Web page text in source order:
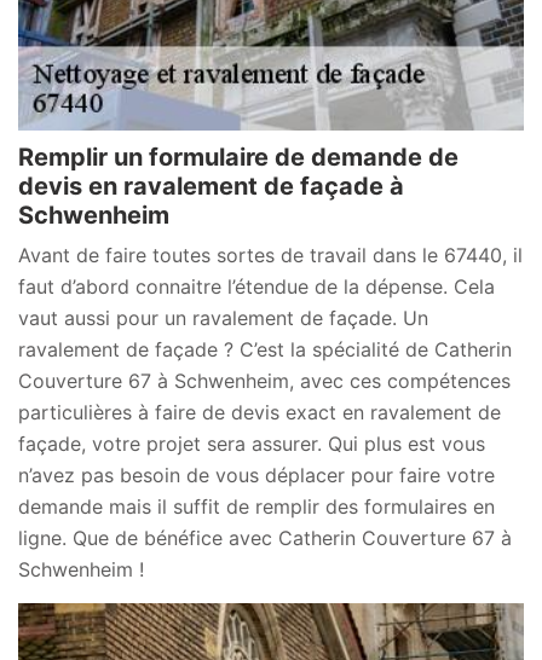
Remplir un formulaire de demande de
devis en ravalement de façade à
Schwenheim
Avant de faire toutes sortes de travail dans le 67440, il
faut d’abord connaitre l’étendue de la dépense. Cela
vaut aussi pour un ravalement de façade. Un
ravalement de façade ? C’est la spécialité de Catherin
Couverture 67 à Schwenheim, avec ces compétences
particulières à faire de devis exact en ravalement de
façade, votre projet sera assurer. Qui plus est vous
n’avez pas besoin de vous déplacer pour faire votre
demande mais il suffit de remplir des formulaires en
ligne. Que de bénéfice avec Catherin Couverture 67 à
Schwenheim !